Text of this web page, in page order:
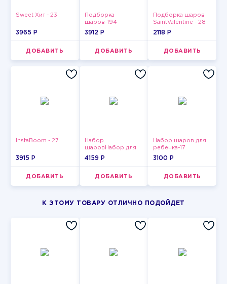
Sweet Хит - 23
3965 P
ДОБАВИТЬ
Подборка
шаров-194
3912 P
ДОБАВИТЬ
Подборка шаров
SaintValentine - 28
2118 P
ДОБАВИТЬ
InstaBoom - 27
3915 P
ДОБАВИТЬ
Набор
шаровНабор для
мужчин-9
4159 P
ДОБАВИТЬ
Набор шаров для
ребенка-17
3100 P
ДОБАВИТЬ
К ЭТОМУ ТОВАРУ ОТЛИЧНО ПОДОЙДЕТ